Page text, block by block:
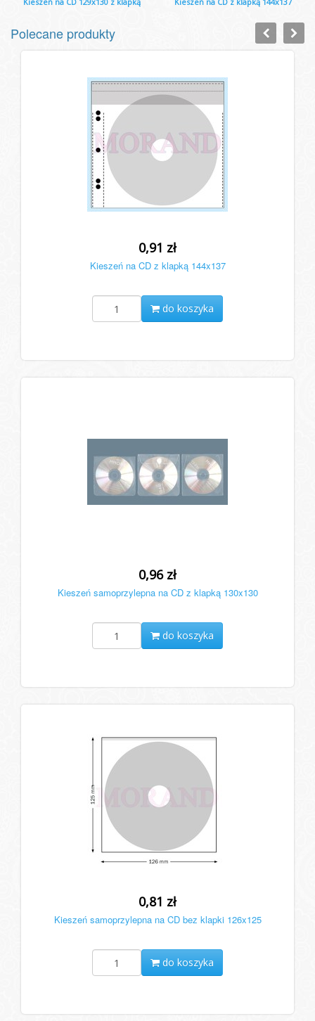
Polecane produkty
0,91 zł
Kieszeń na CD z klapką 144x137
do koszyka
0,96 zł
Kieszeń samoprzylepna na CD z klapką 130x130
do koszyka
0,81 zł
Kieszeń samoprzylepna na CD bez klapki 126x125
do koszyka